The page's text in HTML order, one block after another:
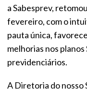
a Sabesprev,
fevereiro, com o
pauta única,
melhorias nos
previdenciários.
A Diretoria do nosso